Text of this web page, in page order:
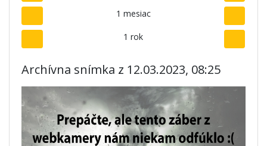
1 mesiac
1 rok
Archívna snímka z 12.03.2023, 08:25